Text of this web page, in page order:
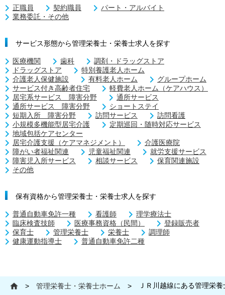
正職員 契約職員
パート・アルバイト
業務委託・その他
サービス形態から管理栄養士・栄養士求人を探す
医療機関 歯科
調剤・ドラッグストア
ドラッグストア
特別養護老人ホーム
介護老人保健施設
有料老人ホーム
グループホーム
サービス付き高齢者住宅
軽費老人ホーム（ケアハウス）
居宅系サービス 障害分野
通所サービス
通所サービス 障害分野
ショートステイ
短期入所 障害分野
訪問サービス
訪問看護
小規模多機能型居宅介護
定期巡回・随時対応サービス
地域包括ケアセンター
居宅介護支援（ケアマネジメント）
介護医療院
障がい者福祉関連
児童福祉関連
就労支援サービス
障害児入所サービス
相談サービス
保育関連施設
その他
保有資格から管理栄養士・栄養士求人を探す
普通自動車免許一種 看護師
理学療法士
臨床検査技師
医療事務資格（民間）
登録販売者
保育士
管理栄養士 栄養士
調理師
健康運動指導士
普通自動車免許二種
> 管理栄養士・栄養士ホーム > ＪＲ川越線にある管理栄